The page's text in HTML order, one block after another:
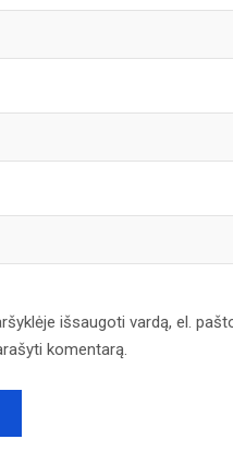
išsaugoti vardą, el.
komentarą.